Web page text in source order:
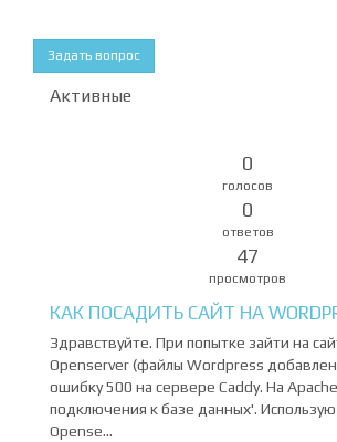
Задать вопрос
Активные
0
голосов
0
ответов
47
просмотров
КАК ПОСАДИТЬ САЙТ НА
Здравствуйте. При попытке зайти на
Openserver (файлы Wordpress
ошибку 500 на сервере Caddy. На
подключения к базе данных'. Использую
Opense...